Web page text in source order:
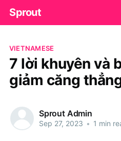
Sprout
VIETNAMESE
7 lời khuyên và
giảm căng
Sprout Admin
Sep 27, 2023 • 1 min